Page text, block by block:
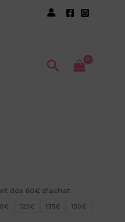
dès 60€ d'achat
125€ 135€ 150€